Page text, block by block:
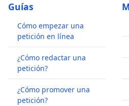
Guías
Cómo empezar una
petición en línea
¿Cómo redactar una
petición?
¿Cómo promover una
petición?